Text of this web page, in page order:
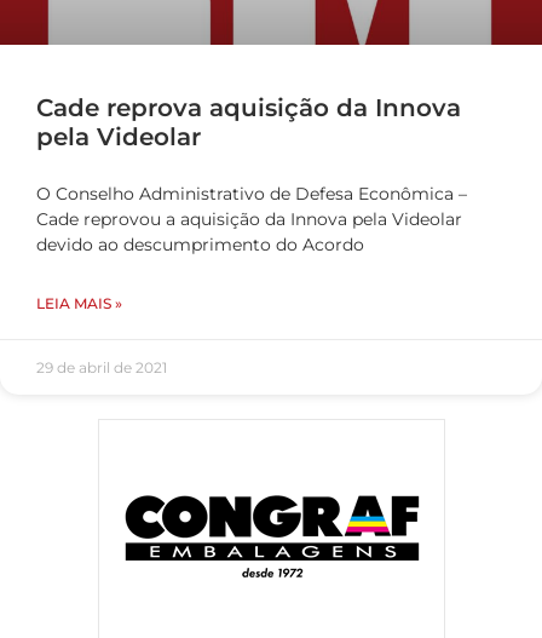
Cade reprova aquisição da Innova
pela Videolar
O Conselho Administrativo de Defesa Econômica –
Cade reprovou a aquisição da Innova pela Videolar
devido ao descumprimento do Acordo
LEIA MAIS »
29 de abril de 2021